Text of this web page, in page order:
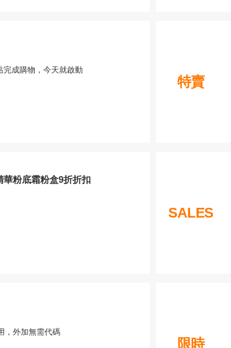
成購物，今天就啟動
特賣
華粉底霜粉盒9折折扣
SALES
，外加無需代碼
限時